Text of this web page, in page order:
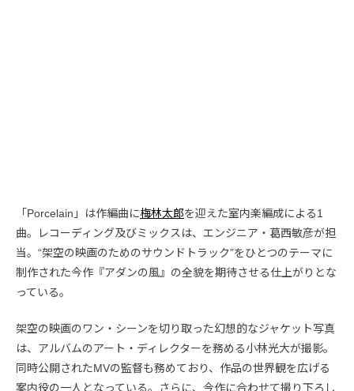
「Porcelain」は作編曲に梅林太郎を迎えた室内楽編成による1
曲。レコーディング及びミックスは、エンジニア・葛西敏彦が担
当。“架空の映画のためのサウンドトラック”をひとつのテーマに
制作された今作『アダンの風』の全貌を期待させる仕上がりとな
っている。
架空の映画のワン・シーンを切り取った幻想的なジャケット写真
は、アルバムのアート・ディレクターを務める小林光大が撮影。
同時公開されたMVの監督も務めており、作品の世界観を広げる
案内役の一人となっている。さらに、今作に合わせて撮り下ろし